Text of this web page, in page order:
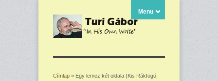
Menu
Címlap » Egy lemez két oldala (Kis Rákfogó,